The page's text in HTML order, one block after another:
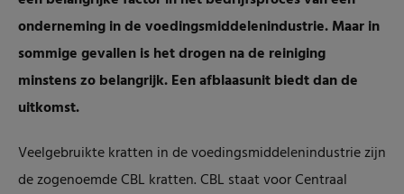
onderneming in de voedingsmiddelenindustrie. Maar in
sommige gevallen is het drogen na de reiniging
minstens zo belangrijk. Een afblaasunit biedt dan de
uitkomst.
Veelgebruikte kratten in de voedingsmiddelenindustrie zijn
de zogenoemde CBL kratten. CBL staat voor Centraal